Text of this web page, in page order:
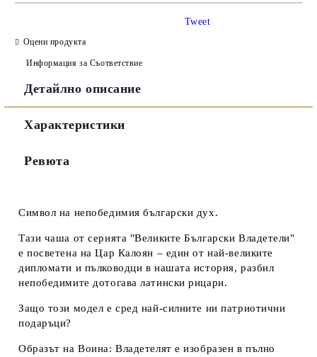
Ние ще се свържем с вас в рамките на работния ден.
Tweet
Оцени продукта
Информация за Съответствие
Детайлно описание
Характеристики
Ревюта
Символ на непобедимия български дух.
Тази чаша от серията "Великите Български Владетели"
е посветена на Цар Калоян – един от най-великите
дипломати и пълководци в нашата история, разбил
непобедимите дотогава латински рицари.
Защо този модел е сред най-силните ни патриотични
подаръци?
Образът на Воина: Владетелят е изобразен в пълно